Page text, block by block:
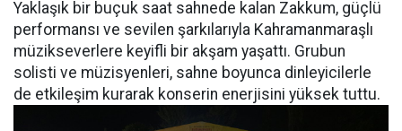
Yaklaşık bir buçuk saat sahnede kalan Zakkum, güçlü
performansı ve sevilen şarkılarıyla Kahramanmaraşlı
müzikseverlere keyifli bir akşam yaşattı. Grubun
solisti ve müzisyenleri, sahne boyunca dinleyicilerle
de etkileşim kurarak konserin enerjisini yüksek tuttu.